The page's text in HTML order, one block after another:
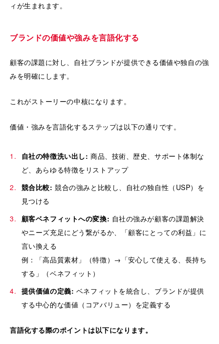
ィが生まれます。
ブランドの価値や強みを言語化する
顧客の課題に対し、自社ブランドが提供できる価値や独自の強
みを明確にします。
これがストーリーの中核になります。
価値・強みを言語化するステップは以下の通りです。
自社の特徴洗い出し: 商品、技術、歴史、サポート体制な
ど、あらゆる特徴をリストアップ
競合比較: 競合の強みと比較し、自社の独自性（USP）を
見つける
顧客ベネフィットへの変換: 自社の強みが顧客の課題解決
やニーズ充足にどう繋がるか、「顧客にとっての利益」に
言い換える
例：「高品質素材」（特徴）→「安心して使える、長持ち
する」（ベネフィット）
提供価値の定義: ベネフィットを統合し、ブランドが提供
する中心的な価値（コアバリュー）を定義する
言語化する際のポイントは以下になります。